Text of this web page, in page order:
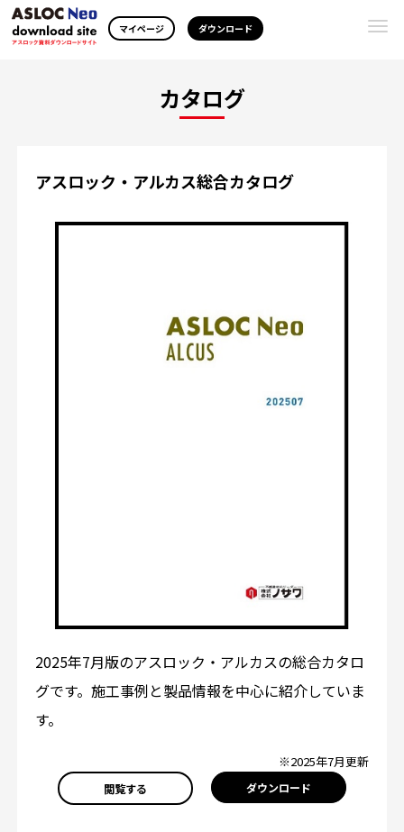
マイページ ダウンロード
カタログ
アスロック・アルカス総合カタログ
2025年7月版のアスロック・アルカスの総合カタロ
グです。施工事例と製品情報を中心に紹介していま
す。
※2025年7月更新
閲覧する ダウンロード